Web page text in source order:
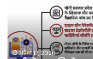
कांग्रेस
नेता
पवनअप्रैल 10, 2026